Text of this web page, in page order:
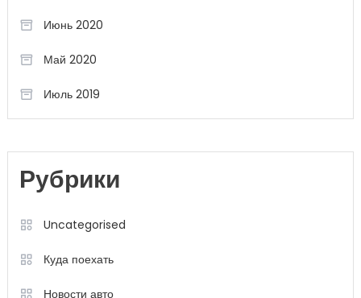
Июнь 2020
Май 2020
Июль 2019
Рубрики
Uncategorised
Куда поехать
Новости авто